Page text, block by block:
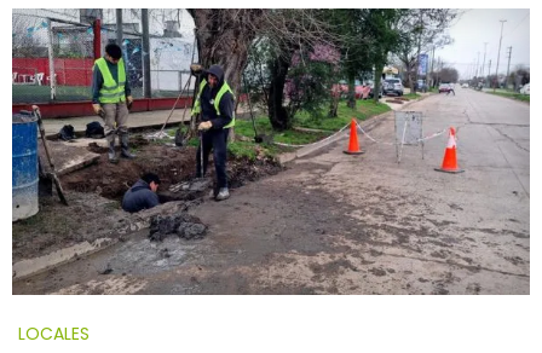
LOCALES